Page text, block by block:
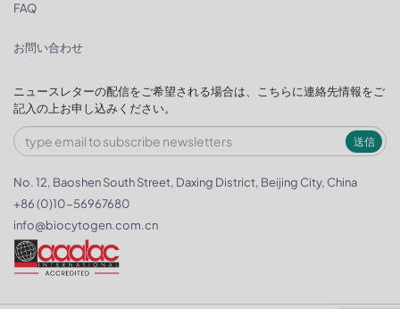
FAQ
お問い合わせ
ニュースレターの配信をご希望される場合は、こちらに連絡先情報をご
記入の上お申し込みください。
送信
No. 12, Baoshen South Street, Daxing District, Beijing City, China
+86 (0)10-56967680
info@biocytogen.com.cn